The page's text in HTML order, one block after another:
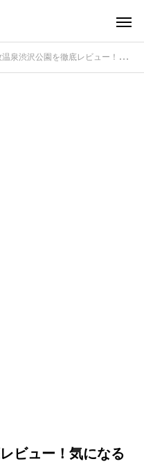
沢公園を徹底レビュー！気になる駐車場の広さと利便性を解説
ビュー！気になる